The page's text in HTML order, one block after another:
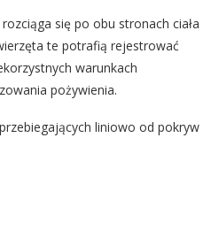
się po obu stronach ciała
te potrafią rejestrować
warunkach
pożywienia.
liniowo od pokryw